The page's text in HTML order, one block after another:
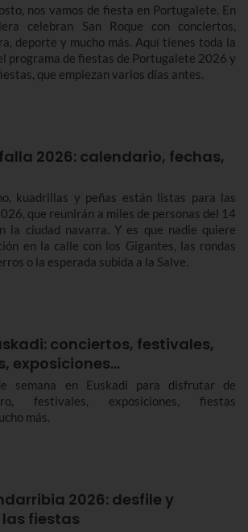
nos vamos de fiesta en Portugalete. En
celebran San Roque con conciertos,
deporte y mucho más. Aquí tienes toda la
programa de fiestas de Portugalete 2026 y
que empiezan varios días antes.
2026: calendario, fechas,
kuadrillas y peñas están listas para las
que reunirán a miles de personas del 14
la ciudad navarra. Y es que nadie quiere
en la calle con los Gigantes, las rondas
o la esperada subida a la Salve.
conciertos, festivales,
exposiciones…
semana en Euskadi para disfrutar de
festivales, exposiciones, fiestas
más.
2026: desfile y
fiestas